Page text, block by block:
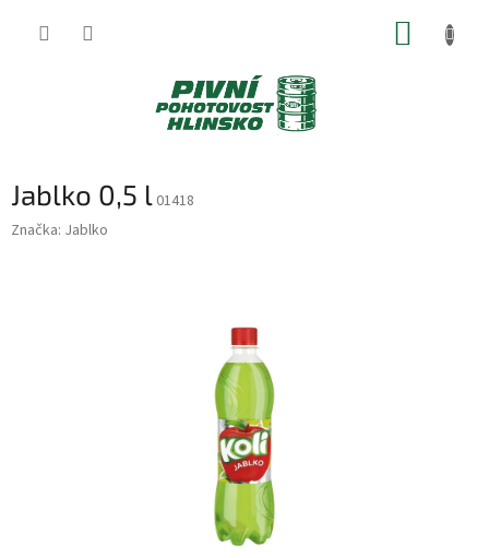
Jablko 0,5 l 01418
Značka: Jablko